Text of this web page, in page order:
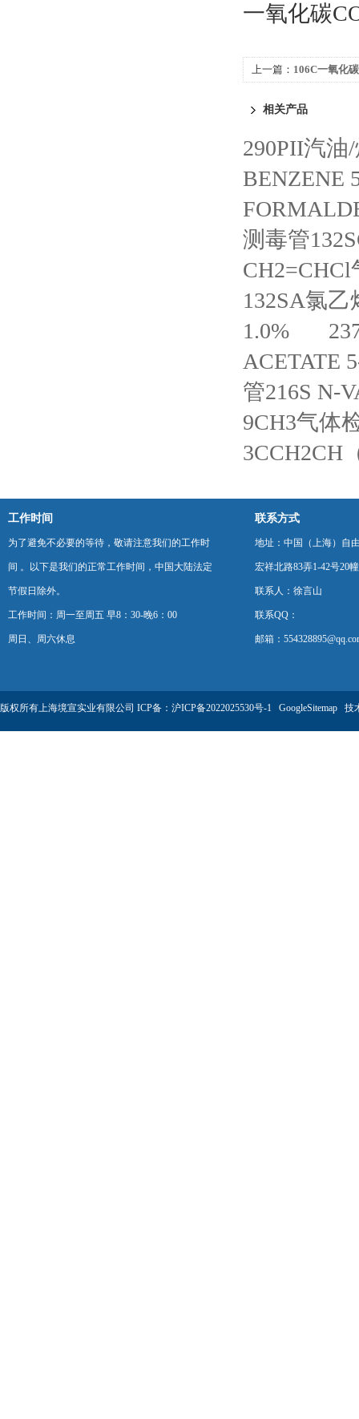
一氧化碳
上一篇： 106C一氧化
相关产品
290PII汽油
BENZENE
测毒管
CH2=CHCl
132SA氯
1.0%
ACETATE
管216S N-
9CH3气体
3CCH2CH
工作时间
为了避免不必要的等待，敬请注意我们的工作时
间 。以下是我们的正常工作时间，中国大陆法定
节假日除外。
工作时间：周一至周五 早8：30-晚6：00
周日、周六休息
联系方式
地址：中国（上海）自
宏祥北路83弄1-42号20
联系人：徐言山
联系QQ：
邮箱：
版权所有上海境宣实业有限公司 ICP备： 沪ICP备2022025530号-1 GoogleSitemap 技